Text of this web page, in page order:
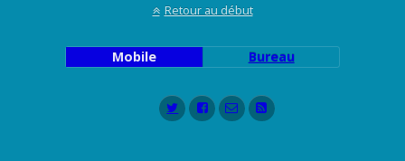
Retour au début
Mobile Bureau